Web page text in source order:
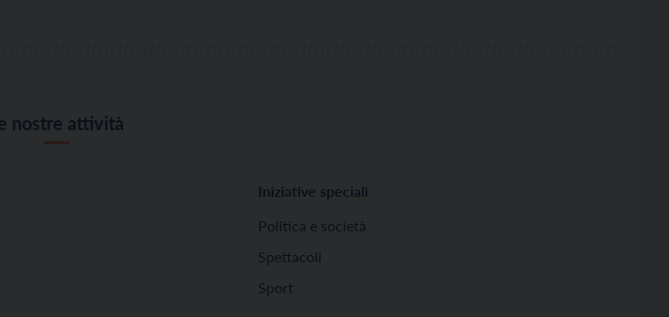
nostre attività
Iniziative speciali
Politica e società
Spettacoli
Sport